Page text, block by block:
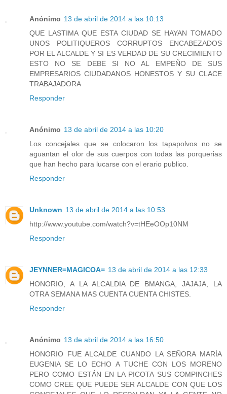
Anónimo 13 de abril de 2014 a las 10:13
QUE LASTIMA QUE ESTA CIUDAD SE HAYAN TOMADO
UNOS POLITIQUEROS CORRUPTOS ENCABEZADOS
POR EL ALCALDE Y SI ES VERDAD DE SU CRECIMIENTO
ESTO NO SE DEBE SI NO AL EMPEÑO DE SUS
EMPRESARIOS CIUDADANOS HONESTOS Y SU CLACE
TRABAJADORA
Responder
Anónimo 13 de abril de 2014 a las 10:20
Los concejales que se colocaron los tapapolvos no se
aguantan el olor de sus cuerpos con todas las porquerias
que han hecho para lucarse con el erario publico.
Responder
Unknown 13 de abril de 2014 a las 10:53
http://www.youtube.com/watch?v=tHEeOOp10NM
Responder
JEYNNER=MAGICOA= 13 de abril de 2014 a las 12:33
HONORIO, A LA ALCALDIA DE BMANGA, JAJAJA, LA
OTRA SEMANA MAS CUENTA CUENTA CHISTES.
Responder
Anónimo 13 de abril de 2014 a las 16:50
HONORIO FUE ALCALDE CUANDO LA SEÑORA MARÍA
EUGENIA SE LO ECHO A TUCHE CON LOS MORENO
PERO COMO ESTÁN EN LA PICOTA SUS COMPINCHES
COMO CREE QUE PUEDE SER ALCALDE CON QUE LOS